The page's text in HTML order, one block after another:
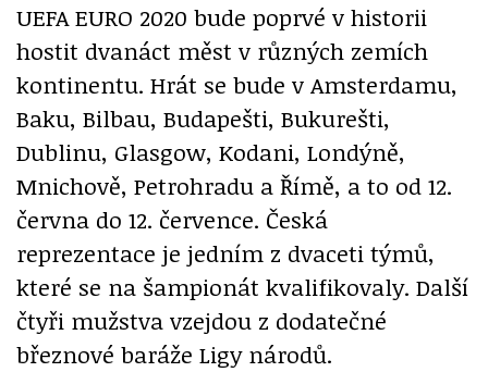
UEFA EURO 2020 bude poprvé v historii
hostit dvanáct měst v různých zemích
kontinentu. Hrát se bude v Amsterdamu,
Baku, Bilbau, Budapešti, Bukurešti,
Dublinu, Glasgow, Kodani, Londýně,
Mnichově, Petrohradu a Římě, a to od 12.
června do 12. července. Česká
reprezentace je jedním z dvaceti týmů,
které se na šampionát kvalifikovaly. Další
čtyři mužstva vzejdou z dodatečné
březnové baráže Ligy národů.